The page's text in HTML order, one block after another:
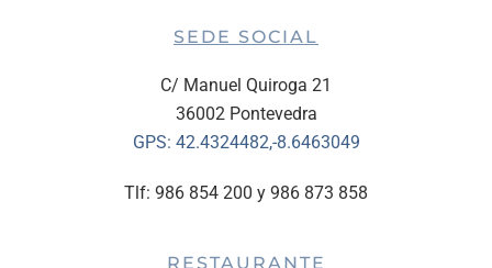
SEDE SOCIAL
C/ Manuel Quiroga 21
36002 Pontevedra
GPS: 42.4324482,-8.6463049
Tlf: 986 854 200 y 986 873 858
RESTAURANTE